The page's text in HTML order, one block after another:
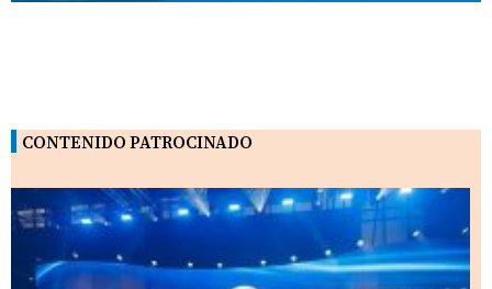
CONTENIDO PATROCINADO